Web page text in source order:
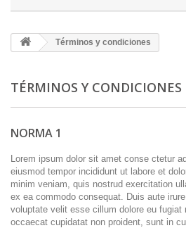
Términos y condiciones
TÉRMINOS Y CONDICIONES
NORMA 1
Lorem ipsum dolor sit amet conse ctetur
eiusmod tempor incididunt ut labore et
minim veniam, quis nostrud exercitation
ex ea commodo consequat. Duis aute
voluptate velit esse cillum dolore eu fugiat
occaecat cupidatat non proident, sunt in